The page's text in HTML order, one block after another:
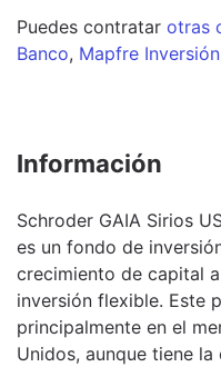
Puedes contratar otras
Banco, Mapfre Inversión
Información
Schroder GAIA Sirios
es un fondo de
crecimiento de capital
inversión flexible. Este
principalmente en el
Unidos, aunque tiene